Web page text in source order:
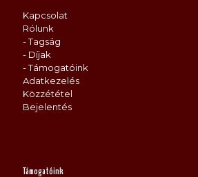
Kapcsolat
Rólunk
- Tagság
- Díjak
- Támogatóink
Adatkezelés
Közzététel
Bejelentés
Támogatóink